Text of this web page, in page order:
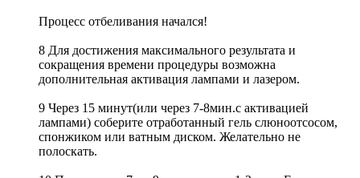
Процесс отбеливания начался!
8 Для достижения максимального результата и
сокращения времени процедуры возможна
дополнительная активация лампами и лазером.
9 Через 15 минут(или через 7-8мин.с активацией
лампами) соберите отработанный гель слюноотсосом,
спонжиком или ватным диском. Желательно не
полоскать.